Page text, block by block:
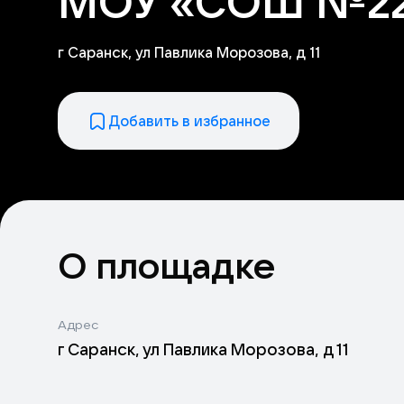
г Саранск, ул Павлика Морозова, д 11
Добавить в избранное
О площадке
Адрес
г Саранск, ул Павлика Морозова, д 11